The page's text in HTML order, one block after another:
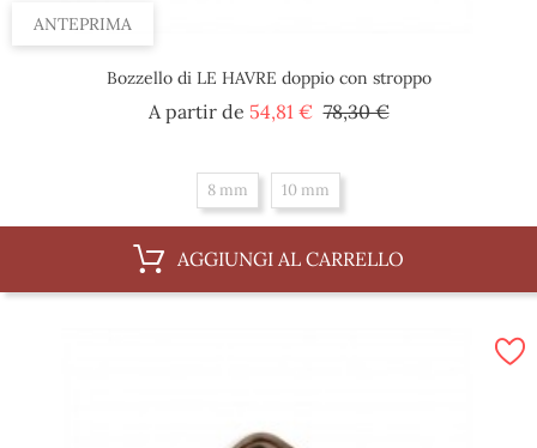
ANTEPRIMA
Bozzello di LE HAVRE doppio con stroppo
A partir de 54,81 € Prezzo
78,30 €Prezzo
8 mm 10 mm
AGGIUNGI AL CARRELLO